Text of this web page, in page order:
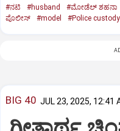
#ನಟಿ #husband #ಮೋಡೆಲ್‌ ಶಹನಾ
ಪೊಲೀಸ್‌
#model #Police custody
BIG 40 JUL 23, 2025, 12:41